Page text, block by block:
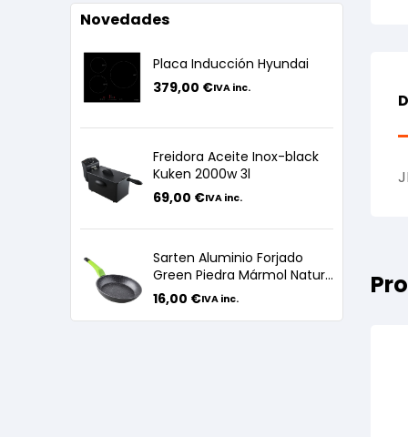
Novedades
Placa Inducción Hyundai
379,00 €IVA inc.
Freidora Aceite Inox-black
Kuken 2000w 3l
69,00 €IVA inc.
Sarten Aluminio Forjado
Green Piedra Mármol Nature
24cm
16,00 €IVA inc.